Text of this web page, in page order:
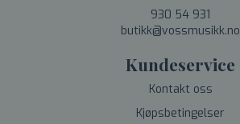
930 54 931
butikk@vossmusikk.no
Kundeservice
Kontakt oss
Kjøpsbetingelser